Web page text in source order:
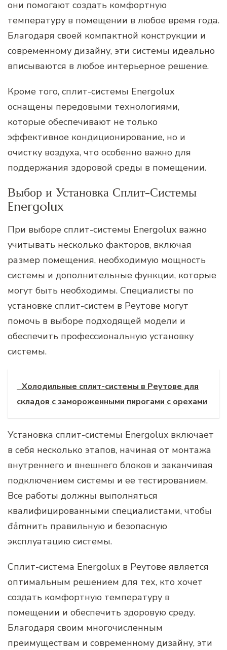
они помогают создать комфортную
температуру в помещении в любое время года.
Благодаря своей компактной конструкции и
современному дизайну, эти системы идеально
вписываются в любое интерьерное решение.
Кроме того, сплит-системы Energolux
оснащены передовыми технологиями,
которые обеспечивают не только
эффективное кондиционирование, но и
очистку воздуха, что особенно важно для
поддержания здоровой среды в помещении.
Выбор и Установка Сплит-Системы
Energolux
При выборе сплит-системы Energolux важно
учитывать несколько факторов, включая
размер помещения, необходимую мощность
системы и дополнительные функции, которые
могут быть необходимы. Специалисты по
установке сплит-систем в Реутове могут
помочь в выборе подходящей модели и
обеспечить профессиональную установку
системы.
Холодильные сплит-системы в Реутове для
складов с замороженными пирогами с орехами
Установка сплит-системы Energolux включает
в себя несколько этапов, начиная от монтажа
внутреннего и внешнего блоков и заканчивая
подключением системы и ее тестированием.
Все работы должны выполняться
квалифицированными специалистами, чтобы
đảmнить правильную и безопасную
эксплуатацию системы.
Сплит-система Energolux в Реутове является
оптимальным решением для тех, кто хочет
создать комфортную температуру в
помещении и обеспечить здоровую среду.
Благодаря своим многочисленным
преимуществам и современному дизайну, эти